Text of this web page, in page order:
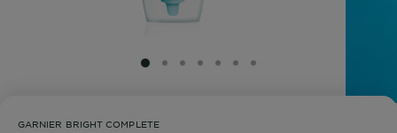
SLIDE 1
SLIDE 2
SLIDE 3
SLIDE 4
SLIDE 5
SLIDE 6
SLIDE 7
GARNIER BRIGHT COMPLETE